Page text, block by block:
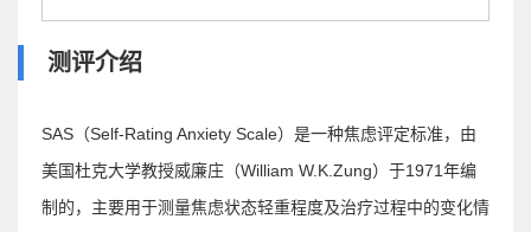
测评介绍
SAS（Self-Rating Anxiety Scale）是一种焦虑评定标准，由
美国杜克大学教授威廉庄（William W.K.Zung）于1971年编
制的，主要用于测量焦虑状态轻重程度及治疗过程中的变化情